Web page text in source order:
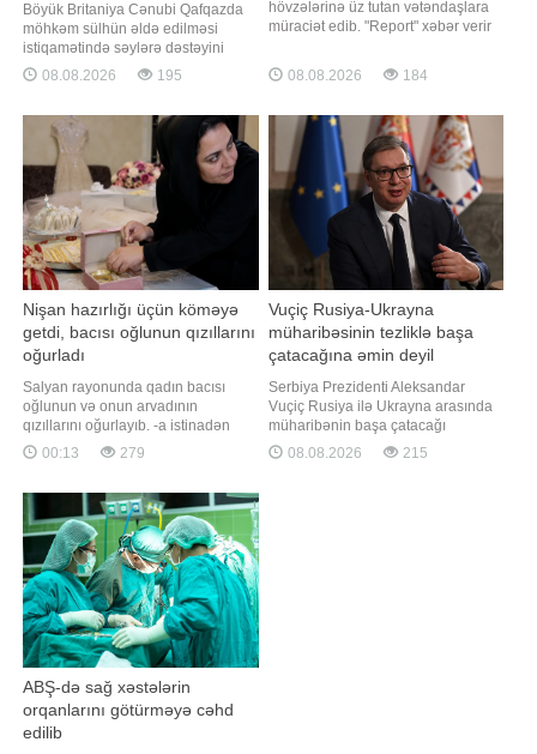
Böyük Britaniya Cənubi Qafqazda
möhkəm sülhün əldə edilməsi
istiqamətində səylərə dəstəyini
təsdiqləyib. xəbər verir ki, bu
barədə Böyük Britaniyanın
avqustun 8-də Vaşinqton
sammitinin birinci ildönümü
münasibətilə yaydığı bəyanatda
bildirilib. "Vaşinqton Sammitində əld
08.08.2026 195
hövzələrinə üz tutan vətəndaşlara
müraciət edib. "Report" xəbər verir
təhlükəsizlik qaydalarına əməl
etməyin vacibliyi xatırladılıb.
cümlədən Bakıda və Abşeron
yarımadasında qızmar isti hav
08.08.2026 184
Nişan hazırlığı üçün köməyə
getdi, bacısı oğlunun qızıllarını
oğurladı
Salyan rayonunda qadın bacısı
oğlunun və onun arvadının
qızıllarını oğurlayıb. -a istinadən
xəbər verir ki, hadisə rayonun
Şorsulu kəndində baş verib. İttiham
Rəhimova (şərti adla) bacısı qızının
nişanı üçün onların evinə gedib.
Evdə nişan üçün hazırlıqlara kömək
edərkə
00:13 279
Vuçiç Rusiya-Ukrayna
müharibəsinin tezliklə başa
çatacağına əmin deyil
Serbiya Prezidenti Aleksandar
Vuçiç Rusiya ilə Ukrayna arasında
müharibənin başa çatacağı
müddətlə bağlı hələlik ciddi
proqnoz verə bilmədiyini və tərəfləri
08.08.2026 215
ABŞ-də sağ xəstələrin
orqanlarını götürməyə cəhd
edilib